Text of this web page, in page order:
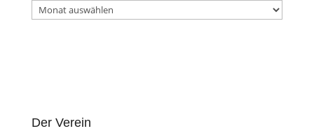
News-
Archiv
Der Verein